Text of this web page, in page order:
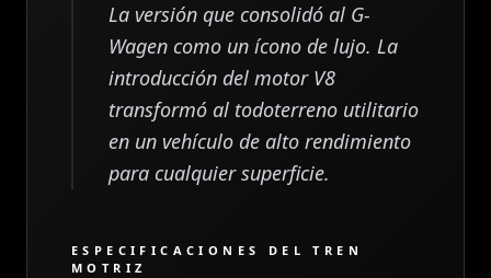
La versión que consolidó al G-
Wagen como un ícono de lujo. La
introducción del motor V8
transformó al todoterreno utilitario
en un vehículo de alto rendimiento
para cualquier superficie.
ESPECIFICACIONES DEL TREN
MOTRIZ